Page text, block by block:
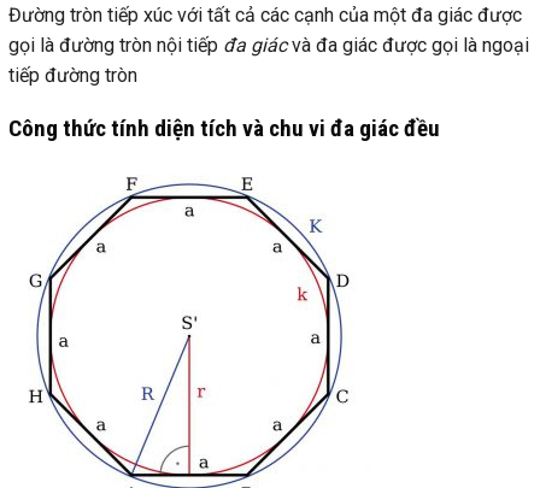
Đường tròn tiếp xúc với tất cả các cạnh của một đa giác được
gọi là đường tròn nội tiếp đa giácvà đa giác được gọi là ngoại
tiếp đường tròn
Công thức tính diện tích và chu vi đa giác đều